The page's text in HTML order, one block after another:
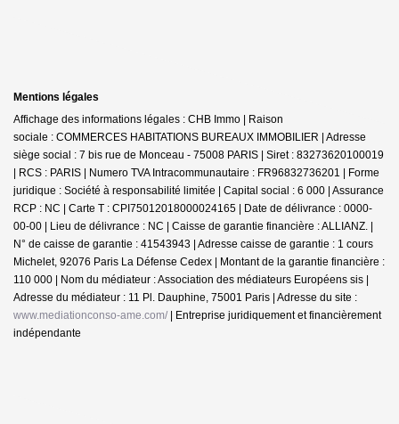
Mentions légales
Affichage des informations légales : CHB Immo | Raison
sociale : COMMERCES HABITATIONS BUREAUX IMMOBILIER | Adresse
siège social : 7 bis rue de Monceau - 75008 PARIS | Siret : 83273620100019
| RCS : PARIS | Numero TVA Intracommunautaire : FR96832736201 | Forme
juridique : Société à responsabilité limitée | Capital social : 6 000 | Assurance
RCP : NC | Carte T : CPI75012018000024165 | Date de délivrance : 0000-
00-00 | Lieu de délivrance : NC | Caisse de garantie financière : ALLIANZ. |
N° de caisse de garantie : 41543943 | Adresse caisse de garantie : 1 cours
Michelet, 92076 Paris La Défense Cedex | Montant de la garantie financière :
110 000 | Nom du médiateur : Association des médiateurs Européens sis |
Adresse du médiateur : 11 Pl. Dauphine, 75001 Paris | Adresse du site :
www.mediationconso-ame.com/ | Entreprise juridiquement et financièrement
indépendante